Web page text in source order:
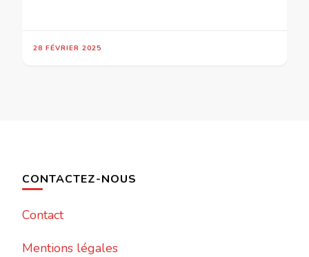
28 FÉVRIER 2025
CONTACTEZ-NOUS
Contact
Mentions légales